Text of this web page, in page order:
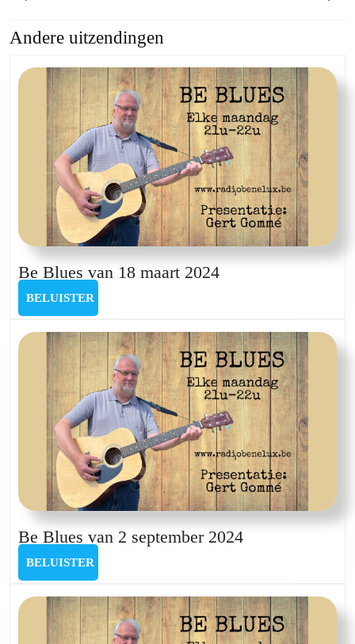
Previous
Andere uitzendingen
Be Blues van 18 maart 2024Be
18
maart
2024
BELUISTER
Be Blues van 2 september 2024Be
2
september
2024
BELUISTER